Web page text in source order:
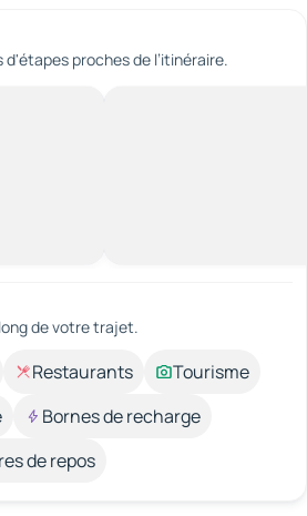
proches de l’itinéraire.
de votre trajet.
Restaurants
Tourisme
Bornes de recharge
de repos